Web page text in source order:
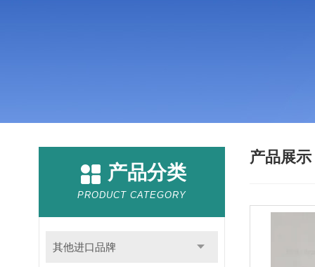
产品分类
PRODUCT CATEGORY
其他进口品牌
产品展示